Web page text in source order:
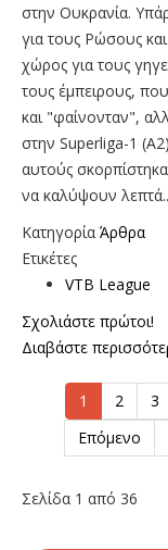
στην Ουκρανία.
για τους Ρώσους και
χώρος για τους
τους έμπειρους,
και "φαίνονταν",
στην Superliga-1
αυτούς
να καλύψουν
Κατηγορία Άρθρα
Ετικέτες
VTB League
Σχολιάστε πρώτοι!
Διαβάστε
1 2 3
Επόμενο
Σελίδα 1 από 36